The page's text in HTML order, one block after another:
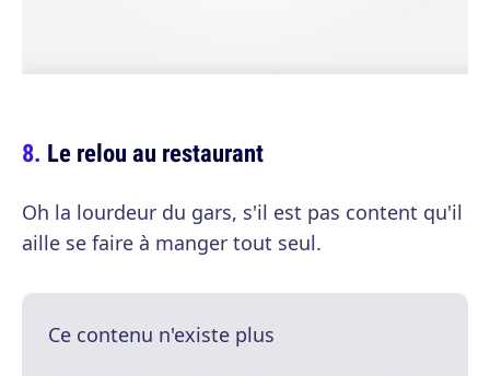
Le relou au restaurant
Oh la lourdeur du gars, s'il est pas content qu'il
aille se faire à manger tout seul.
Ce contenu n'existe plus